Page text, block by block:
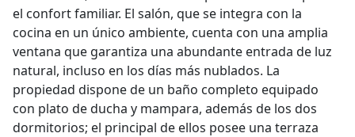
el confort familiar. El salón, que se integra con la
cocina en un único ambiente, cuenta con una amplia
ventana que garantiza una abundante entrada de luz
natural, incluso en los días más nublados. La
propiedad dispone de un baño completo equipado
con plato de ducha y mampara, además de los dos
dormitorios; el principal de ellos posee una terraza